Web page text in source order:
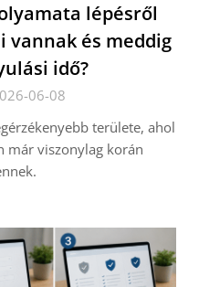
lépésről
és meddig
idő?
06-08
területe, ahol
már viszonylag korán